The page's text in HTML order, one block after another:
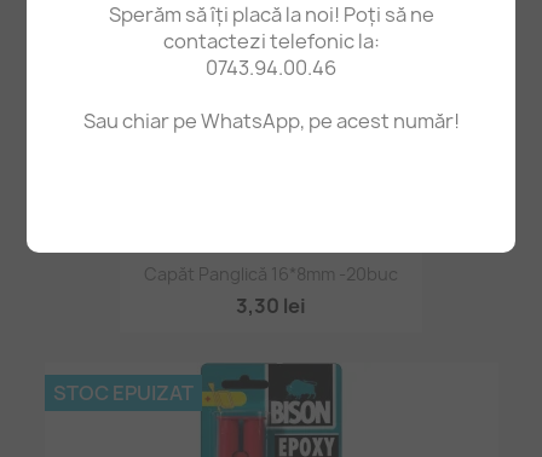
Sperăm să îți placă la noi! Poți să ne
contactezi telefonic la:
0743.94.00.46
Sau chiar pe WhatsApp, pe acest număr!
Capăt Panglică 16*8mm -20buc
3,30 lei
STOC EPUIZAT